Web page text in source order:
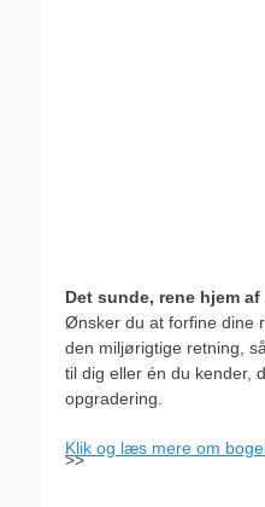
Det sunde, rene hjem
Ønsker du at forfine dine
den miljørigtige retning,
til dig eller én du kender,
opgradering.
Klik og læs mere om
>>